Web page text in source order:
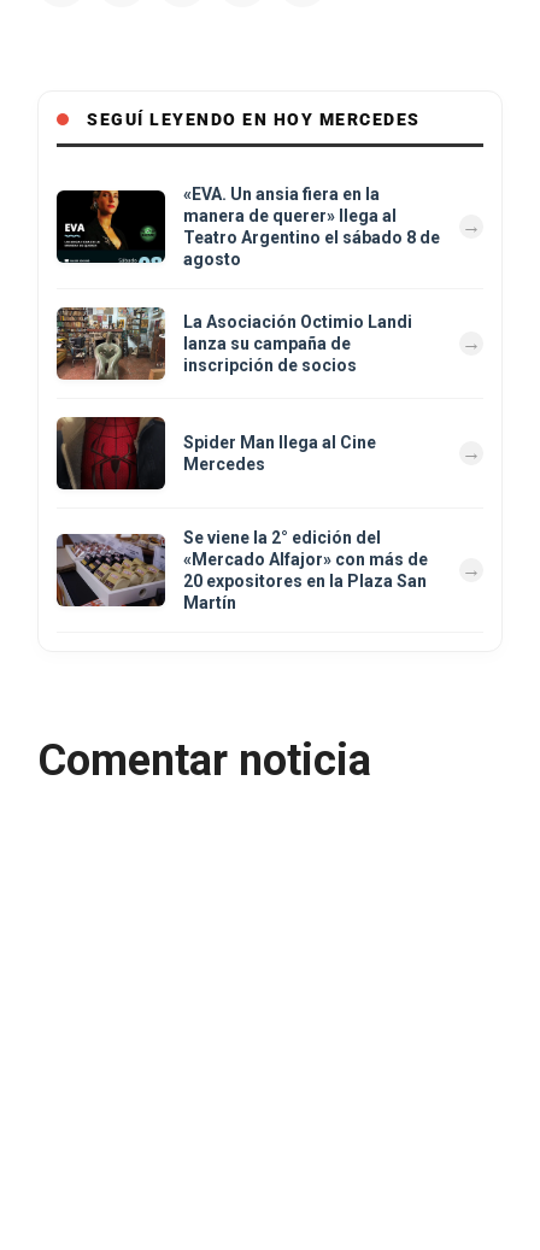
SEGUÍ LEYENDO EN HOY MERCEDES
«EVA. Un ansia fiera en la
manera de querer» llega al
Teatro Argentino el sábado 8 de
agosto
La Asociación Octimio Landi
lanza su campaña de
inscripción de socios
Spider Man llega al Cine
Mercedes
Se viene la 2° edición del
«Mercado Alfajor» con más de
20 expositores en la Plaza San
Martín
Comentar noticia